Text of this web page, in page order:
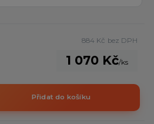
1 070 Kč/ks
884 Kč bez DPH
Přidat do košíku